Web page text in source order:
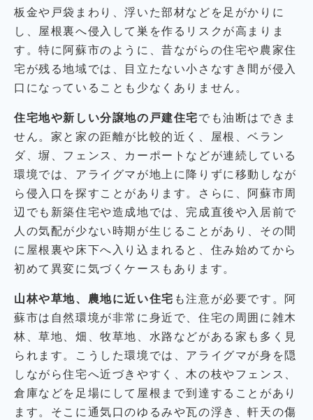
板金や戸袋まわり、浮いた部材などを足がかりに
し、屋根裏へ侵入して巣を作るリスクが高まりま
す。特に阿蘇市のように、昔ながらの住宅や農家住
宅が残る地域では、目立たない小さなすき間が侵入
口になっていることも少なくありません。
住宅地や新しい分譲地の戸建住宅でも油断はできま
せん。家と家の距離が比較的近く、屋根、ベラン
ダ、塀、フェンス、カーポートなどが連続している
環境では、アライグマが地上に降りずに移動しなが
ら侵入口を探すことがあります。さらに、阿蘇市周
辺でも新築住宅や造成地では、完成直後や入居前で
人の気配が少ない時期が生じることがあり、その間
に屋根裏や床下へ入り込まれると、住み始めてから
初めて異変に気づくケースもあります。
山林や草地、農地に近い住宅 も注意が必要です。阿
蘇市は自然環境が非常に身近で、住宅の周囲に雑木
林、草地、畑、牧草地、水路などがある家も多く見
られます。こうした環境では、アライグマが身を隠
しながら住宅へ近づきやすく、木の枝やフェンス、
倉庫などを足場にして屋根まで到達することがあり
ます。そこに通気口のゆるみや瓦の浮き、軒天の傷